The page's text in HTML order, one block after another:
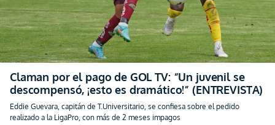
Claman por el pago de GOL TV: “Un juvenil se
descompensó, ¡esto es dramático!” (ENTREVISTA)
Eddie Guevara, capitán de T.Universitario, se confiesa sobre el pedido
realizado a la LigaPro, con más de 2 meses impagos